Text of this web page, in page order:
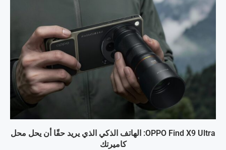
OPPO Find X9 Ultra: الهاتف الذكي الذي يريد حقًا أن يحل محل
كاميرتك